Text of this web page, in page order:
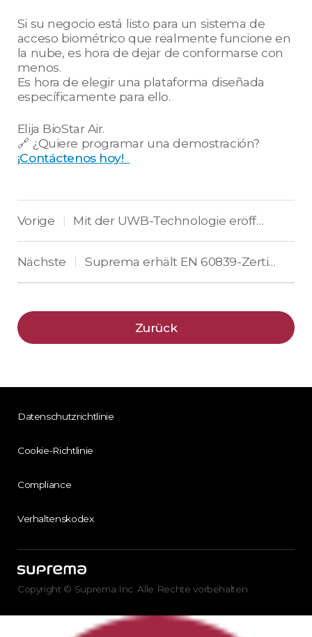
Si su negocio está listo para un sistema de
acceso biométrico que realmente funcione en
la nube, es hora de dejar de conformarse con
menos.
Es hora de elegir una plataforma diseñada
específicamente para ello.
Elija BioStar Air.
🔗 ¿Quiere programar una demostración?
¡Contáctenos hoy!
Vorige | Mit der UWB-Technologie eröffnet sich eine innovative Zukunft für die Zutrittskontrolle
Nächste | Suprema erhält EN 60839-Zertifizierung für Hochsicherheits-Zutrittskontrolle
Zurück
Datenschutzrichtlinie
Cookie-Richtlinie
Compliance
Verhaltenskodex
Copyright © Suprema Inc. Alle Rechte vorbehalten.